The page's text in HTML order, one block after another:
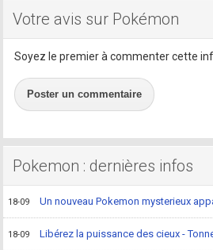
Votre avis sur Pokémon
Soyez le premier à commenter cette
Poster un commentaire
Pokemon : dernières infos
18-09 Un nouveau Pokemon mysterieux
18-09 Libérez la puissance des cieux -